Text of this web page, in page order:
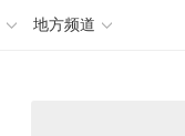
地方频道